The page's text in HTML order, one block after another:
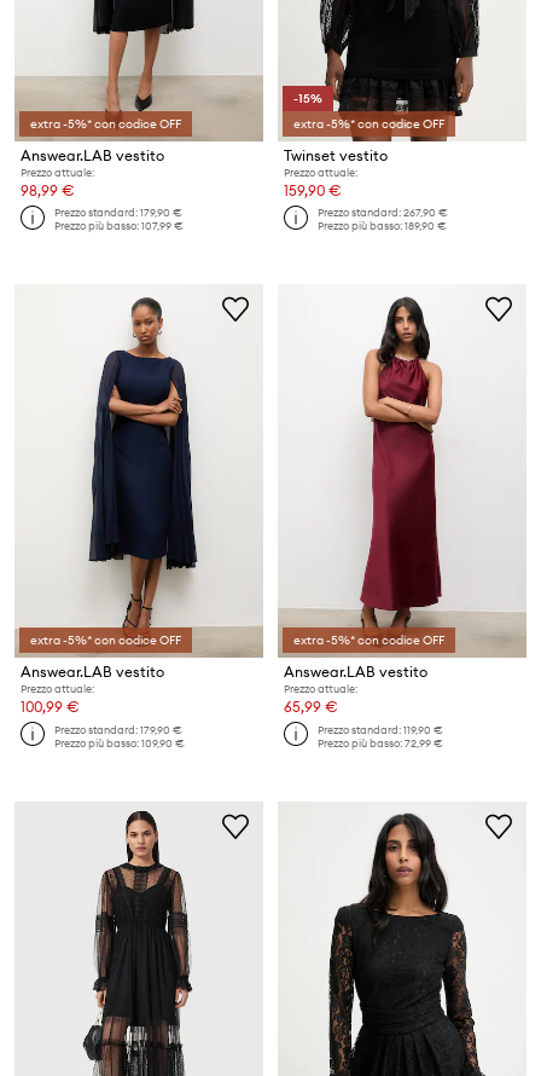
extra -5%* con codice OFF
Answear.LAB vestito
Prezzo attuale:
98,99 €
Prezzo standard:179,90 €
Prezzo più basso:107,99 €
-15%
extra -5%* con codice OFF
Twinset vestito
Prezzo attuale:
159,90 €
Prezzo standard:267,90 €
Prezzo più basso:189,90 €
extra -5%* con codice OFF
Answear.LAB vestito
Prezzo attuale:
100,99 €
Prezzo standard:179,90 €
Prezzo più basso:109,90 €
extra -5%* con codice OFF
Answear.LAB vestito
Prezzo attuale:
65,99 €
Prezzo standard:119,90 €
Prezzo più basso:72,99 €